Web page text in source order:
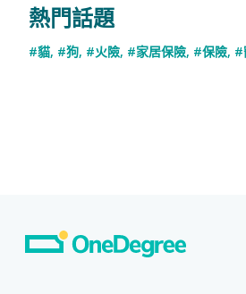
熱門話題
#貓, #狗, #火險, #家居保險, #保險, #